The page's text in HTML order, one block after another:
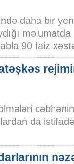
daha bir
90 faiz
da